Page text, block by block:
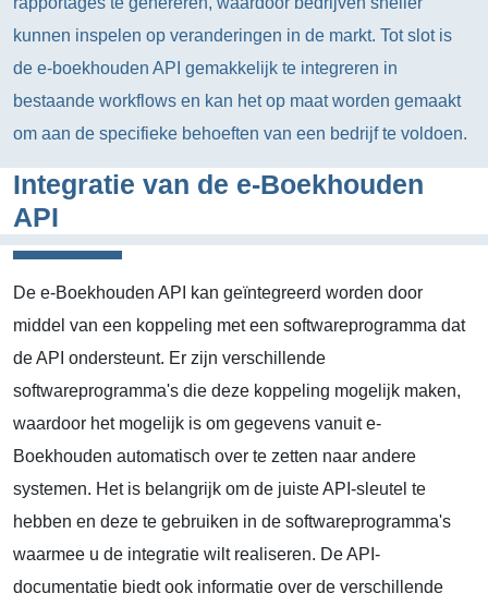
kunnen inspelen op veranderingen in de markt. Tot slot is
de e-boekhouden API gemakkelijk te integreren in
bestaande workflows en kan het op maat worden gemaakt
om aan de specifieke behoeften van een bedrijf te voldoen.
Integratie van de e-Boekhouden
API
De e-Boekhouden API kan geïntegreerd worden door
middel van een koppeling met een softwareprogramma dat
de API ondersteunt. Er zijn verschillende
softwareprogramma's die deze koppeling mogelijk maken,
waardoor het mogelijk is om gegevens vanuit e-
Boekhouden automatisch over te zetten naar andere
systemen. Het is belangrijk om de juiste API-sleutel te
hebben en deze te gebruiken in de softwareprogramma's
waarmee u de integratie wilt realiseren. De API-
documentatie biedt ook informatie over de verschillende